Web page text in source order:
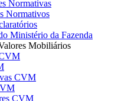
Normativas
Normativos
Ministério da Fazenda
Mobiliários
CVM
CVM